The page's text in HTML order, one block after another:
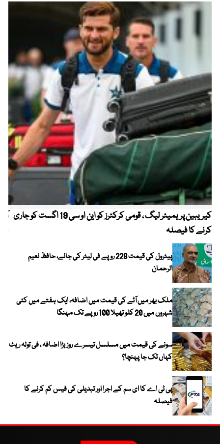
کیریبین پریمیئر لیگ ، قومی کرکٹرز کو این او سی 19 اگست کو جاری
کرنے کا فیصلہ
پیٹرول کی قیمت 228 روپے فی لیٹر کی جائے، حافظ نعیم
الرحمان
ملک بھر میں آٹے کی قیمت میں اضافہ، ایک ہفتے میں کئی
شہروں میں 20 کلو تھیلا 100 روپے تک مہنگا
سونے کی قیمت میں مسلسل تیسرے روز بڑا اضافہ ، فی تولہ ریٹ
کہاں تک جا پہنچا؟
پی ٹی اے کا ای سم کے اجرا اور تبدیلی کی فیس کم کرنے کا
فیصلہ